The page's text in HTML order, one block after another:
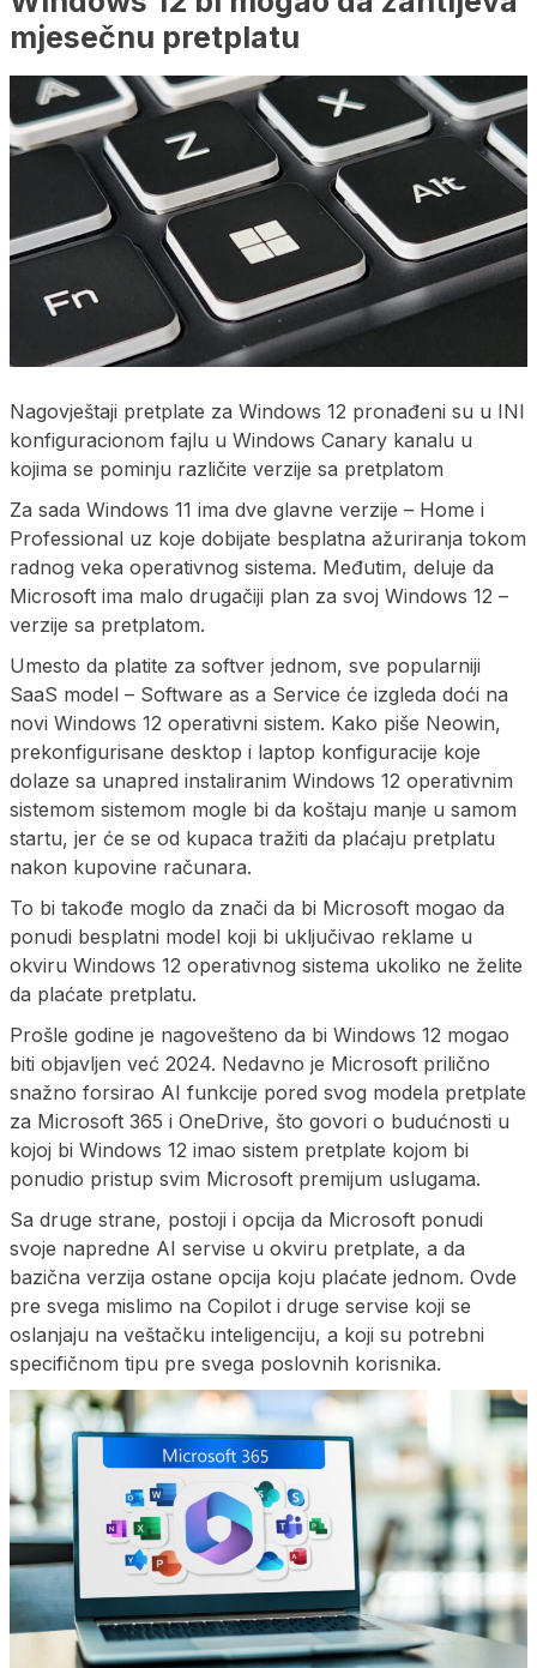
mjesečnu pretplatu
Nagovještaji pretplate za Windows 12 pronađeni su u INI
konfiguracionom fajlu u Windows Canary kanalu u
kojima se pominju različite verzije sa pretplatom
Za sada Windows 11 ima dve glavne verzije – Home i
Professional uz koje dobijate besplatna ažuriranja tokom
radnog veka operativnog sistema. Međutim, deluje da
Microsoft ima malo drugačiji plan za svoj Windows 12 –
verzije sa pretplatom.
Umesto da platite za softver jednom, sve popularniji
SaaS model – Software as a Service će izgleda doći na
novi Windows 12 operativni sistem. Kako piše Neowin,
prekonfigurisane desktop i laptop konfiguracije koje
dolaze sa unapred instaliranim Windows 12 operativnim
sistemom sistemom mogle bi da koštaju manje u samom
startu, jer će se od kupaca tražiti da plaćaju pretplatu
nakon kupovine računara.
To bi takođe moglo da znači da bi Microsoft mogao da
ponudi besplatni model koji bi uključivao reklame u
okviru Windows 12 operativnog sistema ukoliko ne želite
da plaćate pretplatu.
Prošle godine je nagovešteno da bi Windows 12 mogao
biti objavljen već 2024. Nedavno je Microsoft prilično
snažno forsirao AI funkcije pored svog modela pretplate
za Microsoft 365 i OneDrive, što govori o budućnosti u
kojoj bi Windows 12 imao sistem pretplate kojom bi
ponudio pristup svim Microsoft premijum uslugama.
Sa druge strane, postoji i opcija da Microsoft ponudi
svoje napredne AI servise u okviru pretplate, a da
bazična verzija ostane opcija koju plaćate jednom. Ovde
pre svega mislimo na Copilot i druge servise koji se
oslanjaju na veštačku inteligenciju, a koji su potrebni
specifičnom tipu pre svega poslovnih korisnika.